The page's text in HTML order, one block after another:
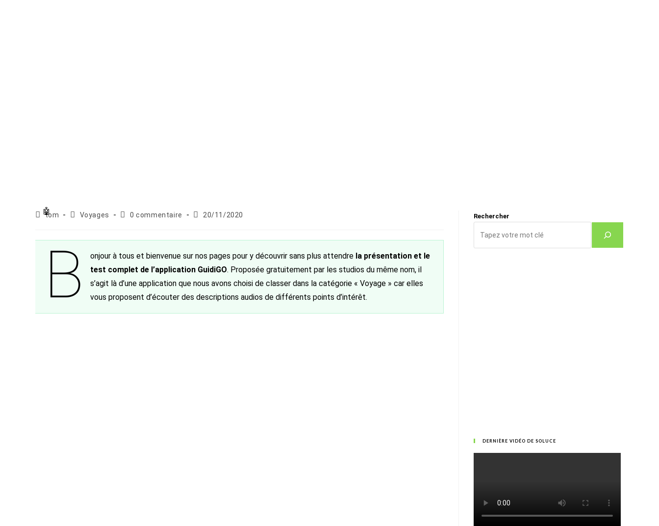
Auteur/autrice
publication :
tom
PostVoyages
Commentaires
publication :
0 commentaire
Publication
20/11/2020
B onjour à tous et bienvenue sur nos pages pour y découvrir sans plus attendre la présentation et le
test complet de l’application GuidiGO. Proposée gratuitement par les studios du même nom, il
s’agit là d’une application que nous avons choisi de classer dans la catégorie « Voyage » car elles
vous proposent d’écouter des descriptions audios de différents points d’intérêt.
Rechercher
DERNIÈRE VIDÉO DE SOLUCE